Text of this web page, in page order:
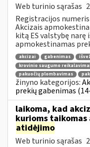
Web turinio sąrašas
Registracijos
Akcizais
kitą ES valstybę narę
apmokestinamas
akcizai gabenimas
krovinio saugumo reikalavimai
pakuočių plombavimas
žinyno kategorijos:
prekių gabenimas
laikoma, kad
kurioms
atidėjimo
Web turinio sąrašas